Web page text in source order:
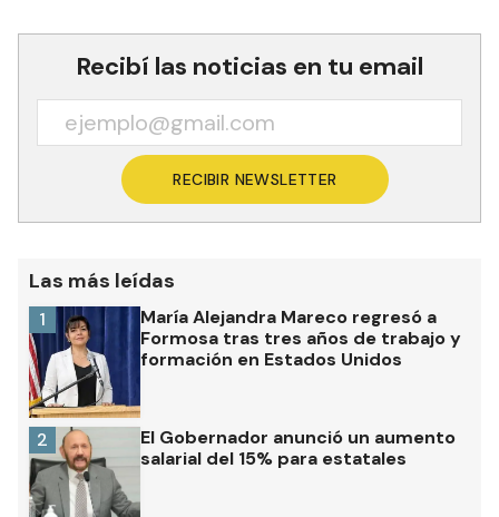
Recibí las noticias en tu email
RECIBIR NEWSLETTER
Las más leídas
María Alejandra Mareco regresó a
Formosa tras tres años de trabajo y
formación en Estados Unidos
1
El Gobernador anunció un aumento
salarial del 15% para estatales
2